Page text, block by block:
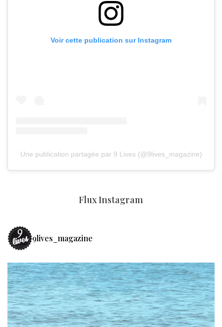
Voir cette publication sur Instagram
Une publication partagée par 9 Lives (@9lives_magazine)
Flux Instagram
9lives_magazine